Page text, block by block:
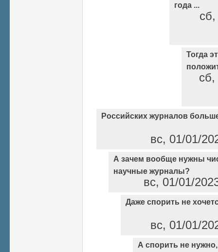
года ...
Тогда
Российских журналов
вс, 01/01/
А зачем вообще нужны
научные журналы?
вс, 01/01/
Даже спорить не
вс, 01/01/
А спорить не